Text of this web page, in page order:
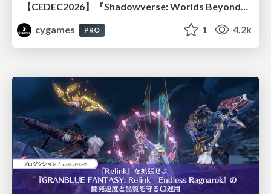
【CEDEC2026】『Shadowverse: Worlds Beyond』続編開発におけるUIデザイン・アニメーション演出の「超進化」 ～継承と挑戦を両立するデザイン手法～
cygames
PRO 1 4.2k